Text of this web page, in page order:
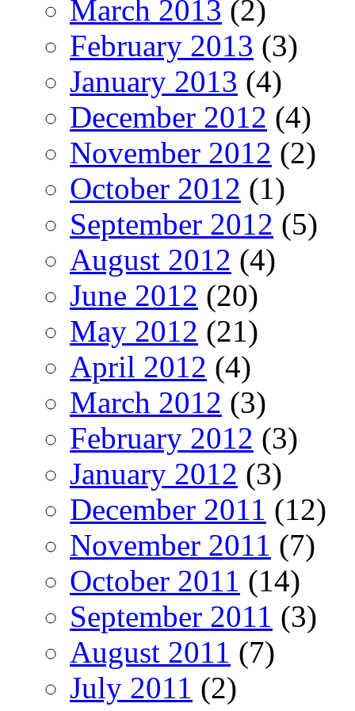
March 2013 (2)
February 2013 (3)
January 2013 (4)
December 2012 (4)
November 2012 (2)
October 2012 (1)
September 2012 (5)
August 2012 (4)
June 2012 (20)
May 2012 (21)
April 2012 (4)
March 2012 (3)
February 2012 (3)
January 2012 (3)
December 2011 (12)
November 2011 (7)
October 2011 (14)
September 2011 (3)
August 2011 (7)
July 2011 (2)